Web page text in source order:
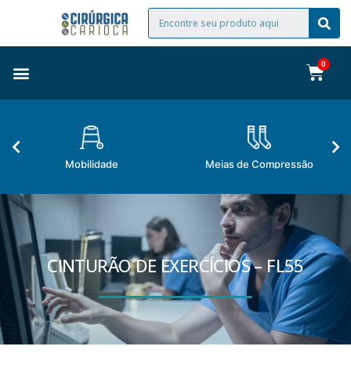
Mobilidade Meias de Compressão
CINTURÃO DE EXERCÍCIOS – FL55